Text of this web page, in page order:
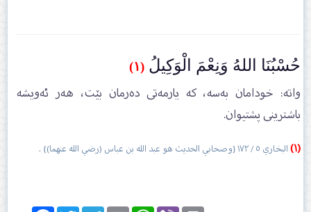
حُسْبُنَا اللهُ وَنِعْمَ الْوَكِيلُ(١)
واتە: خودامان بەسە، کە یارمەتی دەرمان بێت، ھەر ئەویشە
باشترینی پشتیوان.
(١) البخاري ٥ / ١٧٢ {وصحابي الحديث هو عبد الله بن عباس (رضي الله عنهما)} .